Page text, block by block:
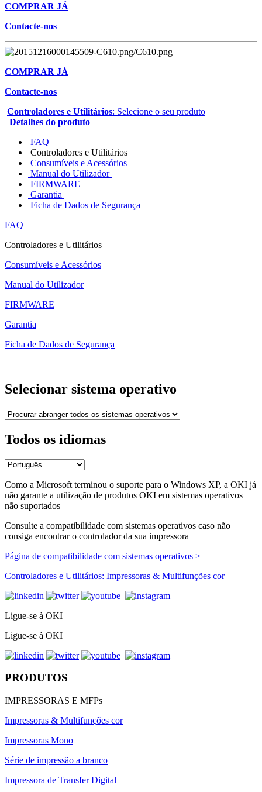
COMPRAR JÁ
Contacte-nos
COMPRAR JÁ
Contacte-nos
Controladores e Utilitários: Selecione o seu produto
Detalhes do produto
FAQ
Controladores e Utilitários
Consumíveis e Acessórios
Manual do Utilizador
FIRMWARE
Garantia
Ficha de Dados de Segurança
FAQ
Controladores e Utilitários
Consumíveis e Acessórios
Manual do Utilizador
FIRMWARE
Garantia
Ficha de Dados de Segurança
Selecionar sistema operativo
Todos os idiomas
Como a Microsoft terminou o suporte para o Windows XP, a OKI já
não garante a utilização de produtos OKI em sistemas operativos
não suportados
Consulte a compatibilidade com sistemas operativos caso não
consiga encontrar o controlador da sua impressora
Página de compatibilidade com sistemas operativos >
Controladores e Utilitários: Impressoras & Multifunções cor
Ligue-se à OKI
Ligue-se à OKI
PRODUTOS
IMPRESSORAS E MFPs
Impressoras & Multifunções cor
Impressoras Mono
Série de impressão a branco
Impressora de Transfer Digital